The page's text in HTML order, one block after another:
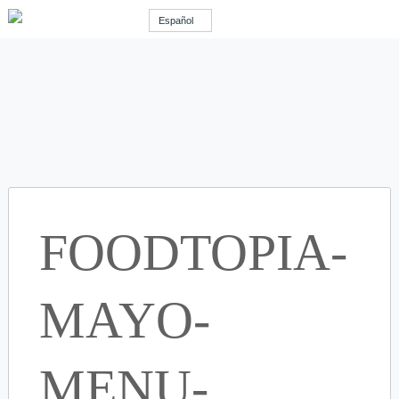
Español
FOODTOPIA-
MAYO-
MENU-